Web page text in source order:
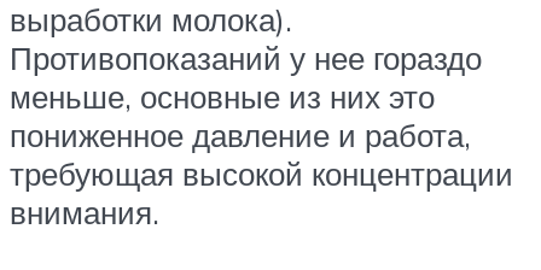
выработки молока).
Противопоказаний у нее гораздо
меньше, основные из них это
пониженное давление и работа,
требующая высокой концентрации
внимания.